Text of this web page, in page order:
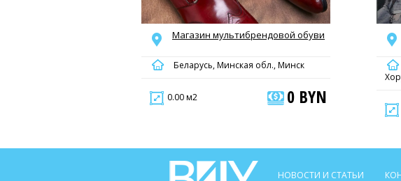
Магазин мультибрендовой обуви
Беларусь, Минская обл., Минск
0.00 м2 0 BYN
НОВОСТИ И СТАТЬИ